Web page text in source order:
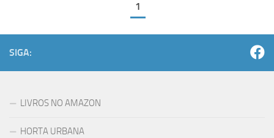
1
SIGA:
LIVROS NO AMAZON
HORTA URBANA